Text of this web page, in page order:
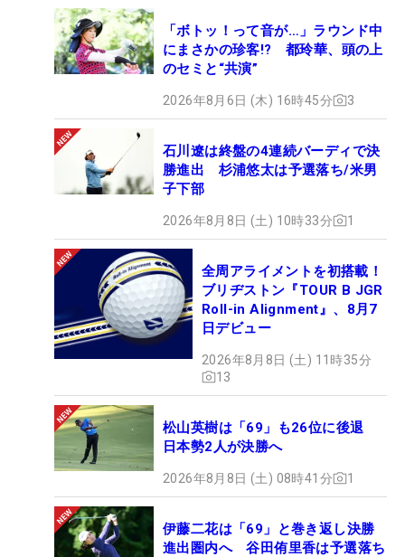
「ボトッ！って音が…」ラウンド中
にまさかの珍客!? 都玲華、頭の上
のセミと“共演”
2026年8月6日 (木) 16時45分 3
石川遼は終盤の4連続バーディで決
勝進出 杉浦悠太は予選落ち/米男
子下部
2026年8月8日 (土) 10時33分 1
全周アライメントを初搭載！
ブリヂストン『TOUR B JGR
Roll-in Alignment』、8月7
日デビュー
2026年8月8日 (土) 11時35分
13
松山英樹は「69」も26位に後退
日本勢2人が決勝へ
2026年8月8日 (土) 08時41分 1
伊藤二花は「69」と巻き返し決勝
進出圏内へ 谷田侑里香は予選落ち